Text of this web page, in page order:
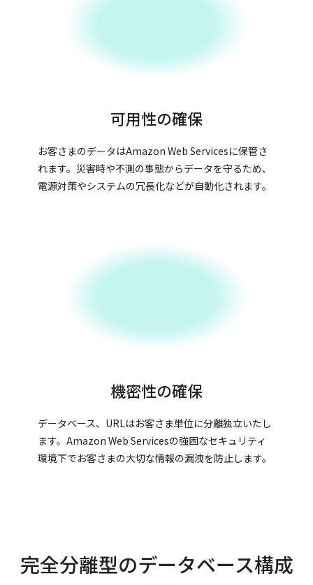
可用性の確保
お客さまのデータはAmazon Web Servicesに保管さ
れます。災害時や不測の事態からデータを守るため、
電源対策やシステムの冗長化などが自動化されます。
機密性の確保
データベース、URLはお客さま単位に分離独立いたし
ます。Amazon Web Servicesの強固なセキュリティ
環境下でお客さまの大切な情報の漏洩を防止します。
完全分離型のデータベース構成